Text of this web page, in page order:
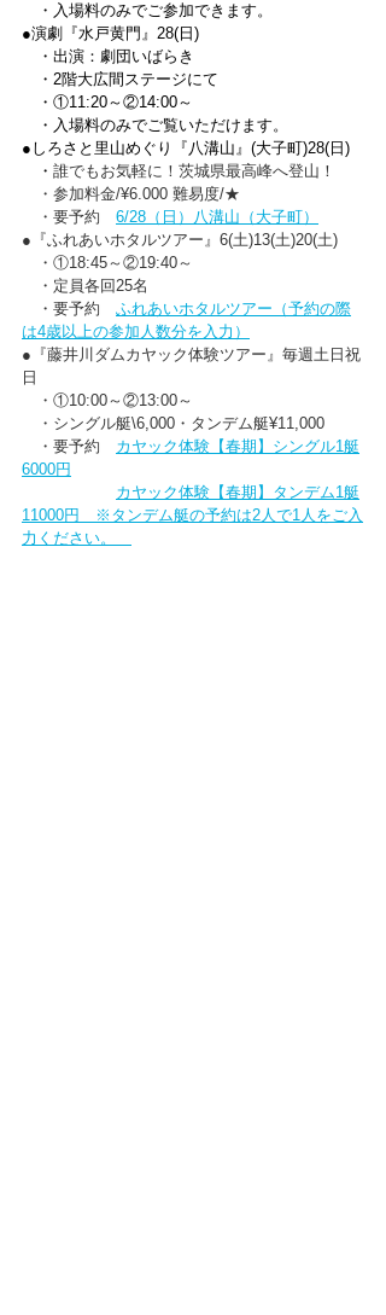
・入場料のみでご参加できます。
●演劇『水戸黄門』28(日)
・出演：劇団いばらき
・2階大広間ステージにて
・①11:20～②14:00～
・入場料のみでご覧いただけます。
●しろさと里山めぐり『八溝山』(大子町)28(日)
・ 誰でもお気軽に！茨城県最高峰へ登山！
・参加料金/¥6.000 難易度/★
・要予約 6/28（日）八溝山（大子町）
●『ふれあいホタルツアー』6(土)13(土)20(土)
・①18:45～②19:40～
・定員各回25名
・要予約 ふれあいホタルツアー（予約の際
は4歳以上の参加人数分を入力）
●『藤井川ダムカヤック体験ツアー』毎週土日祝
日
・①10:00～②13:00～
・シングル艇\6,000・タンデム艇¥11,000
・要予約 カヤック体験【春期】シングル1艇
6000円
カヤック体験【春期】タンデム1艇
11000円　※タンデム艇の予約は2人で1人をご入
力ください。